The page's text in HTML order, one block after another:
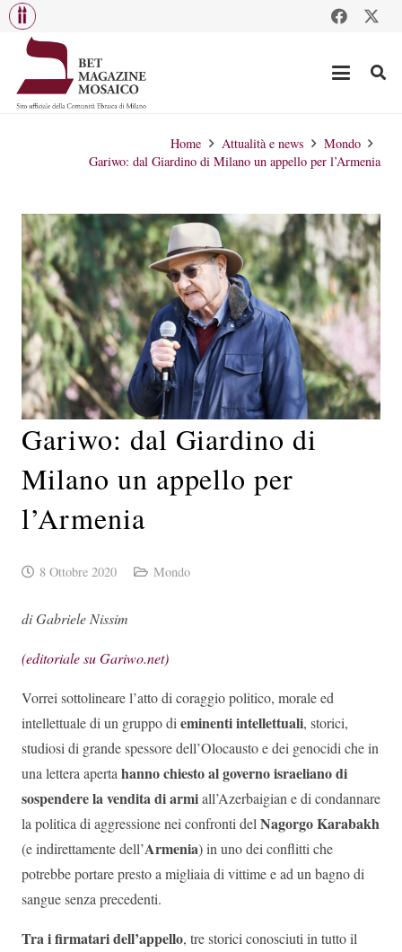
Home Attualità e news
Mondo
Gariwo: dal Giardino di Milano un appello per l’Armenia
Gariwo: dal Giardino di
Milano un appello per
l’Armenia
8 Ottobre 2020 Mondo
di Gabriele Nissim
(editoriale su Gariwo.net)
Vorrei sottolineare l’atto di coraggio politico, morale ed
intellettuale di un gruppo dieminenti intellettuali, storici,
studiosi di grande spessore dell’Olocausto e dei genocidi che in
una lettera apertahanno chiesto al governo israeliano di
sospendere la vendita di armiall’Azerbaigian e di condannare
la politica di aggressione nei confronti delNagorgo Karabakh
(e indirettamente dell’Armenia) in uno dei conflitti che
potrebbe portare presto a migliaia di vittime e ad un bagno di
sangue senza precedenti.
Tra i firmatari dell’appello, tre storici conosciuti in tutto il